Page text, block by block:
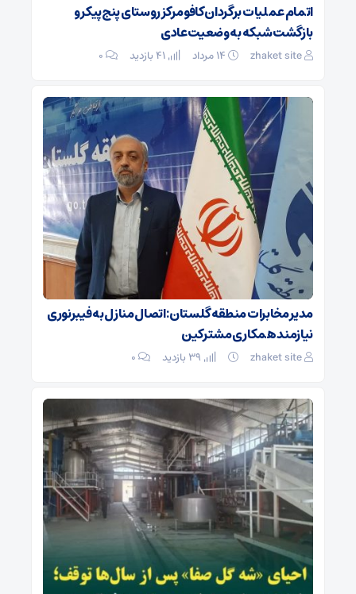
اتمام عملیات برگردان کافو مرکز روستای پنج‌پیکر و
بازگشت شبکه به وضعیت عادی
zhaket site ۰
مدیر مخابرات منطقه گلستان: اتصال منازل به فیبرنوری
نیازمند همکاری مشترکین
zhaket site ۰